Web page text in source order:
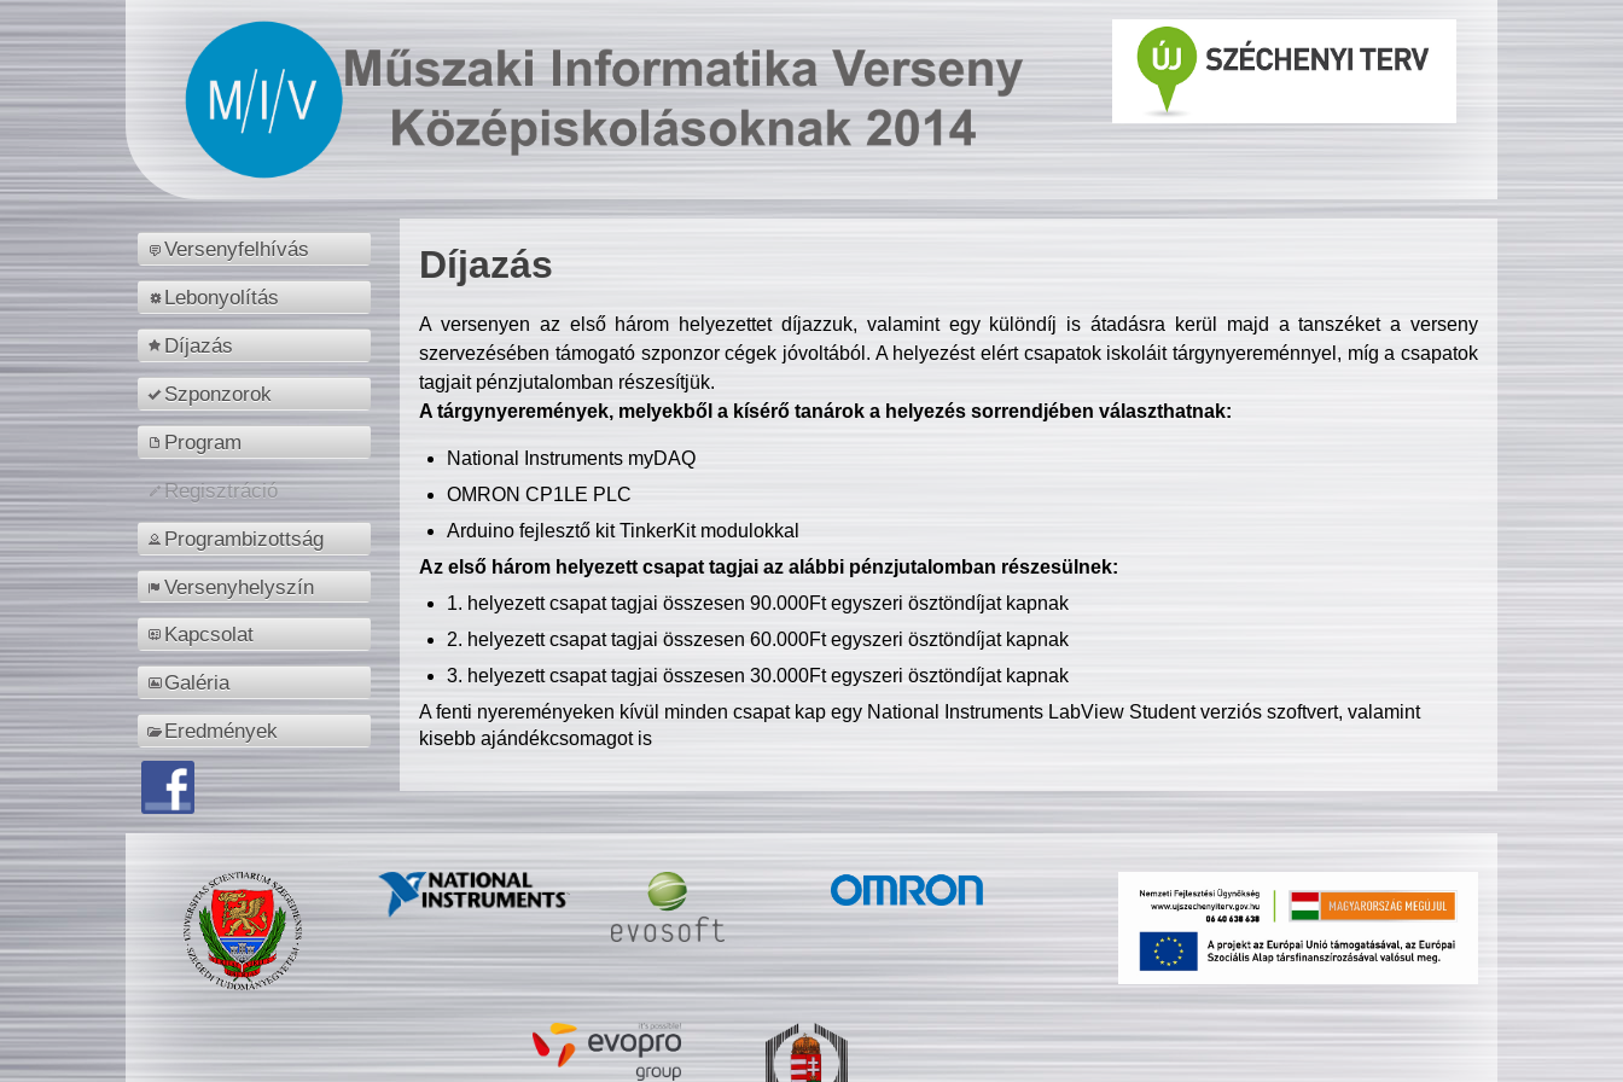
Versenyfelhívás
Lebonyolítás
Díjazás
Szponzorok
Program
Regisztráció
Programbizottság
Versenyhelyszín
Kapcsolat
Galéria
Eredmények
Díjazás
A versenyen az első három helyezettet díjazzuk, valamint egy különdíj is átadásra kerül majd a tanszéket a verseny
szervezésében támogató szponzor cégek jóvoltából. A helyezést elért csapatok iskoláit tárgynyereménnyel, míg a csapatok
tagjait pénzjutalomban részesítjük.
A tárgynyeremények, melyekből a kísérő tanárok a helyezés sorrendjében választhatnak:
National Instruments myDAQ
OMRON CP1LE PLC
Arduino fejlesztő kit TinkerKit modulokkal
Az első három helyezett csapat tagjai az alábbi pénzjutalomban részesülnek:
1. helyezett csapat tagjai összesen 90.000Ft egyszeri ösztöndíjat kapnak
2. helyezett csapat tagjai összesen 60.000Ft egyszeri ösztöndíjat kapnak
3. helyezett csapat tagjai összesen 30.000Ft egyszeri ösztöndíjat kapnak
A fenti nyereményeken kívül minden csapat kap egy National Instruments LabView Student verziós szoftvert, valamint
kisebb ajándékcsomagot is